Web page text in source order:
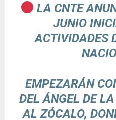
LA CNTE
JUNIO
ACTIVIDADES
EMPEZARÁN
DEL ÁNGEL DE
AL ZÓCALO,